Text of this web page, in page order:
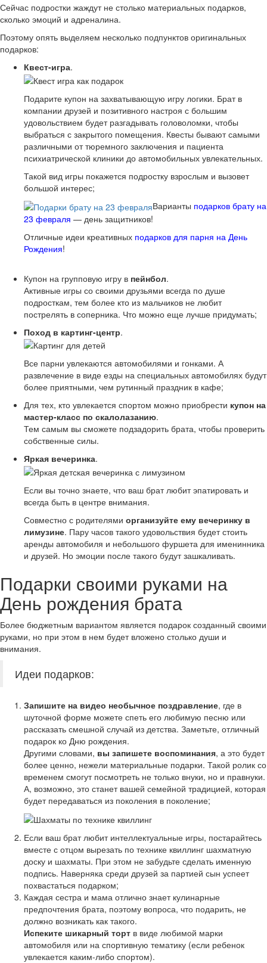
Сейчас подростки жаждут не столько материальных подарков,
сколько эмоций и адреналина.
Поэтому опять выделяем несколько подпунктов оригинальных
подарков:
Квест-игра.
Подарите купон на захватывающую игру логики. Брат в
компании друзей и позитивного настроя с большим
удовольствием будет разгадывать головоломки, чтобы
выбраться с закрытого помещения. Квесты бывают самыми
различными от тюремного заключения и пациента
психиатрической клиники до автомобильных увлекательных.
Такой вид игры покажется подростку взрослым и вызовет
большой интерес;
Варианты подарков брату на
23 февраля — день защитников!
Отличные идеи креативных подарков для парня на День
Рождения!
Купон на групповую игру в пейнбол.
Активные игры со своими друзьями всегда по душе
подросткам, тем более кто из мальчиков не любит
пострелять в соперника. Что можно еще лучше придумать;
Поход в картинг-центр.
Все парни увлекаются автомобилями и гонками. А
развлечение в виде езды на специальных автомобилях будут
более приятными, чем рутинный праздник в кафе;
Для тех, кто увлекается спортом можно приобрести купон на
мастер-класс по скалолазанию.
Тем самым вы сможете подзадорить брата, чтобы проверить
собственные силы.
Яркая вечеринка.
Если вы точно знаете, что ваш брат любит эпатировать и
всегда быть в центре внимания.
Совместно с родителями организуйте ему вечеринку в
лимузине. Пару часов такого удовольствия будет стоить
аренды автомобиля и небольшого фуршета для именинника
и друзей. Но эмоции после такого будут зашкаливать.
Подарки своими руками на
День рождения брата
Более бюджетным вариантом является подарок созданный своими
руками, но при этом в нем будет вложено столько души и
внимания.
Идеи подарков:
Запишите на видео необычное поздравление, где в
шуточной форме можете спеть его любимую песню или
рассказать смешной случай из детства. Заметьте, отличный
подарок ко Дню рождения.
Другими словами, вы запишете воспоминания, а это будет
более ценно, нежели материальные подарки. Такой ролик со
временем смогут посмотреть не только внуки, но и правнуки.
А, возможно, это станет вашей семейной традицией, которая
будет передаваться из поколения в поколение;
Если ваш брат любит интеллектуальные игры, постарайтесь
вместе с отцом вырезать по технике квиллинг шахматную
доску и шахматы. При этом не забудьте сделать именную
подпись. Наверняка среди друзей за партией сын успеет
похвастаться подарком;
Каждая сестра и мама отлично знает кулинарные
предпочтения брата, поэтому вопроса, что подарить, не
должно возникать как такого.
Испеките шикарный торт в виде любимой марки
автомобиля или на спортивную тематику (если ребенок
увлекается каким-либо спортом).